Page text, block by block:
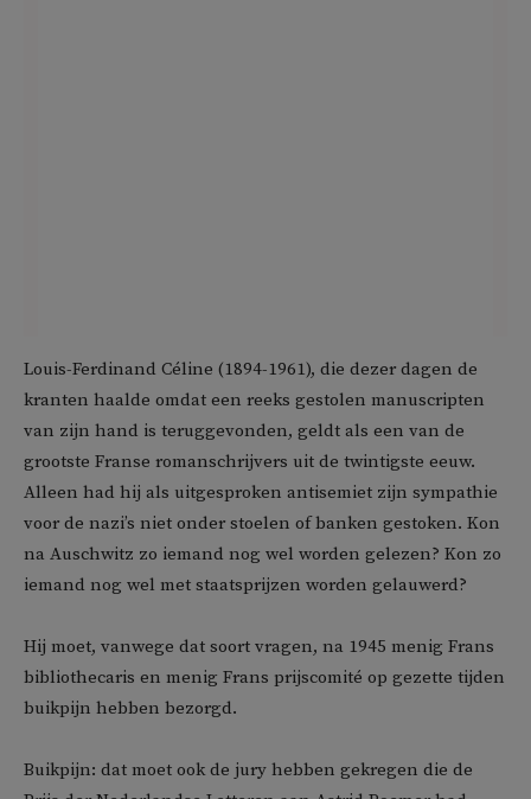
Louis-Ferdinand Céline (1894-1961), die dezer dagen de
kranten haalde omdat een reeks gestolen manuscripten
van zijn hand is teruggevonden, geldt als een van de
grootste Franse romanschrijvers uit de twintigste eeuw.
Alleen had hij als uitgesproken antisemiet zijn sympathie
voor de nazi’s niet onder stoelen of banken gestoken. Kon
na Auschwitz zo iemand nog wel worden gelezen? Kon zo
iemand nog wel met staatsprijzen worden gelauwerd?
Hij moet, vanwege dat soort vragen, na 1945 menig Frans
bibliothecaris en menig Frans prijscomité op gezette tijden
buikpijn hebben bezorgd.
Buikpijn: dat moet ook de jury hebben gekregen die de